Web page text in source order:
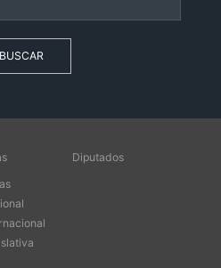
BUSCAR
Diputados